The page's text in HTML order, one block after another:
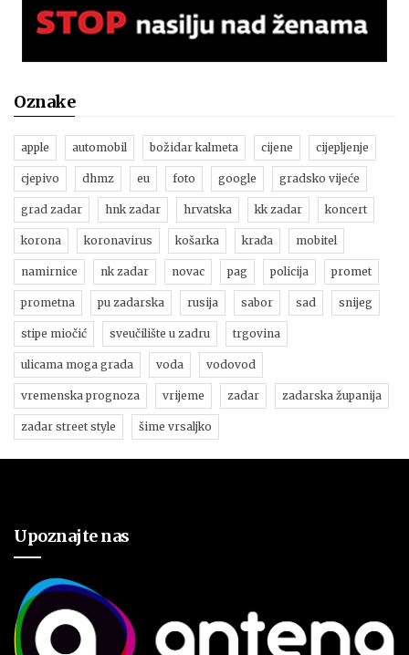
Oznake
apple automobil božidar kalmeta cijene cijepljenje
cjepivo dhmz eu foto google gradsko vijeće
grad zadar hnk zadar hrvatska kk zadar koncert
korona koronavirus košarka krađa mobitel
namirnice nk zadar novac pag policija promet
prometna pu zadarska rusija sabor sad snijeg
stipe miočić sveučilište u zadru trgovina
ulicama moga grada voda vodovod
vremenska prognoza vrijeme zadar zadarska županija
zadar street style šime vrsaljko
Upoznajte nas